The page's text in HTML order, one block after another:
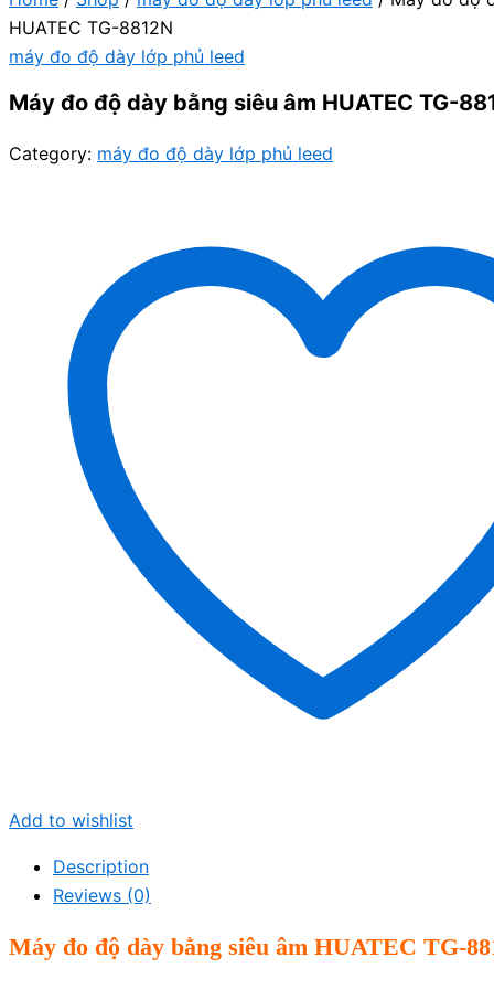
HUATEC TG-8812N
máy đo độ dày lớp phủ leed
Máy đo độ dày bằng siêu âm HUATEC TG-
Category: máy đo độ dày lớp phủ leed
Add to wishlist
Description
Reviews (0)
Máy đo độ dày bằng siêu âm HUATEC TG-